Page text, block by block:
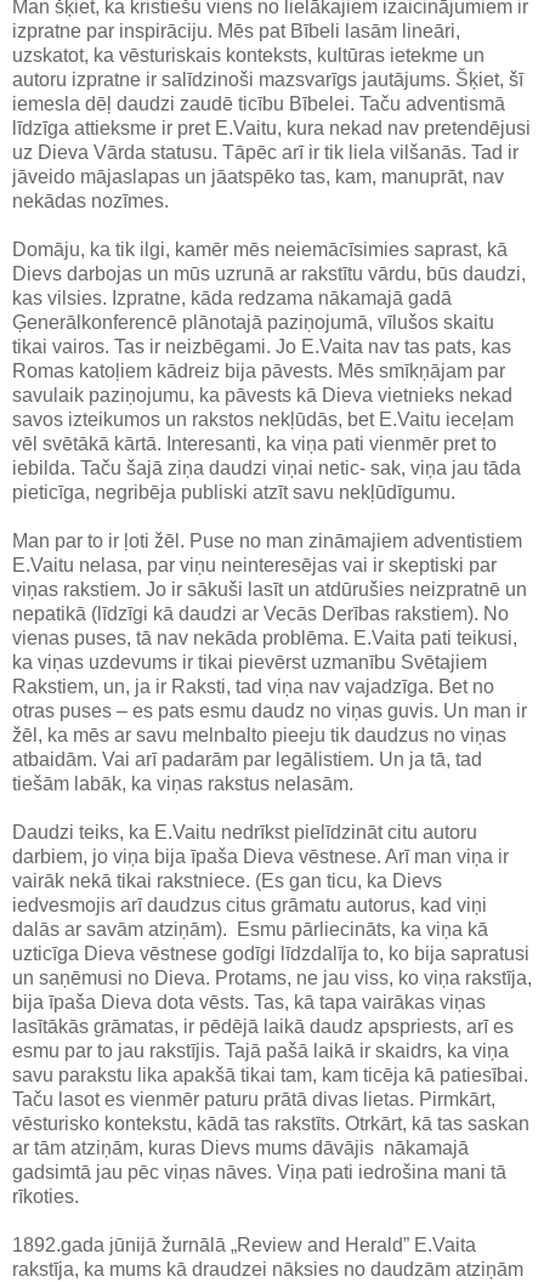
Man šķiet, ka kristiešu viens no lielākajiem izaicinājumiem ir
izpratne par inspirāciju. Mēs pat Bībeli lasām lineāri,
uzskatot, ka vēsturiskais konteksts, kultūras ietekme un
autoru izpratne ir salīdzinoši mazsvarīgs jautājums. Šķiet, šī
iemesla dēļ daudzi zaudē ticību Bībelei. Taču adventismā
līdzīga attieksme ir pret E.Vaitu, kura nekad nav pretendējusi
uz Dieva Vārda statusu. Tāpēc arī ir tik liela vilšanās. Tad ir
jāveido mājaslapas un jāatspēko tas, kam, manuprāt, nav
nekādas nozīmes.
Domāju, ka tik ilgi, kamēr mēs neiemācīsimies saprast, kā
Dievs darbojas un mūs uzrunā ar rakstītu vārdu, būs daudzi,
kas vilsies. Izpratne, kāda redzama nākamajā gadā
Ģenerālkonferencē plānotajā paziņojumā, vīlušos skaitu
tikai vairos. Tas ir neizbēgami. Jo E.Vaita nav tas pats, kas
Romas katoļiem kādreiz bija pāvests. Mēs smīkņājam par
savulaik paziņojumu, ka pāvests kā Dieva vietnieks nekad
savos izteikumos un rakstos nekļūdās, bet E.Vaitu ieceļam
vēl svētākā kārtā. Interesanti, ka viņa pati vienmēr pret to
iebilda. Taču šajā ziņa daudzi viņai netic- sak, viņa jau tāda
pieticīga, negribēja publiski atzīt savu nekļūdīgumu.
Man par to ir ļoti žēl. Puse no man zināmajiem adventistiem
E.Vaitu nelasa, par viņu neinteresējas vai ir skeptiski par
viņas rakstiem. Jo ir sākuši lasīt un atdūrušies neizpratnē un
nepatikā (līdzīgi kā daudzi ar Vecās Derības rakstiem). No
vienas puses, tā nav nekāda problēma. E.Vaita pati teikusi,
ka viņas uzdevums ir tikai pievērst uzmanību Svētajiem
Rakstiem, un, ja ir Raksti, tad viņa nav vajadzīga. Bet no
otras puses – es pats esmu daudz no viņas guvis. Un man ir
žēl, ka mēs ar savu melnbalto pieeju tik daudzus no viņas
atbaidām. Vai arī padarām par legālistiem. Un ja tā, tad
tiešām labāk, ka viņas rakstus nelasām.
Daudzi teiks, ka E.Vaitu nedrīkst pielīdzināt citu autoru
darbiem, jo viņa bija īpaša Dieva vēstnese. Arī man viņa ir
vairāk nekā tikai rakstniece. (Es gan ticu, ka Dievs
iedvesmojis arī daudzus citus grāmatu autorus, kad viņi
dalās ar savām atziņām). Esmu pārliecināts, ka viņa kā
uzticīga Dieva vēstnese godīgi līdzdalīja to, ko bija sapratusi
un saņēmusi no Dieva. Protams, ne jau viss, ko viņa rakstīja,
bija īpaša Dieva dota vēsts. Tas, kā tapa vairākas viņas
lasītākās grāmatas, ir pēdējā laikā daudz apspriests, arī es
esmu par to jau rakstījis. Tajā pašā laikā ir skaidrs, ka viņa
savu parakstu lika apakšā tikai tam, kam ticēja kā patiesībai.
Taču lasot es vienmēr paturu prātā divas lietas. Pirmkārt,
vēsturisko kontekstu, kādā tas rakstīts. Otrkārt, kā tas saskan
ar tām atziņām, kuras Dievs mums dāvājis nākamajā
gadsimtā jau pēc viņas nāves. Viņa pati iedrošina mani tā
rīkoties.
1892.gada jūnijā žurnālā „Review and Herald” E.Vaita
rakstīja, ka mums kā draudzei nāksies no daudzām atziņām